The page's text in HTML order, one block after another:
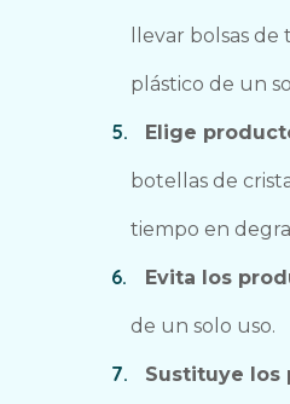
llevar bolsas
plástico de un
Elige
botellas de
tiempo en
Evita los
de un solo uso.
Sustituye los